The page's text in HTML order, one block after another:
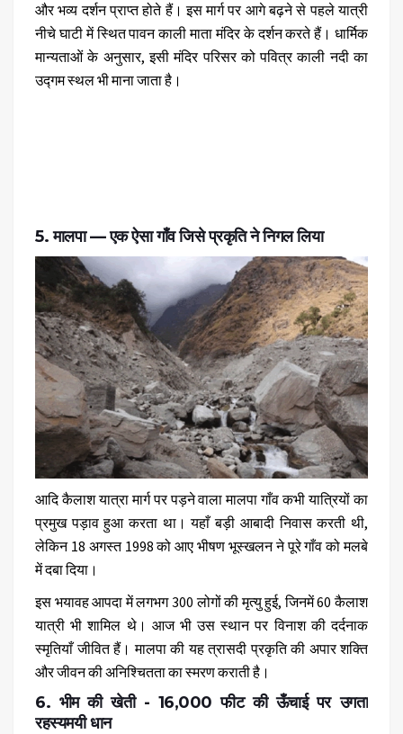
और भव्य दर्शन प्राप्त होते हैं। इस मार्ग पर आगे बढ़ने से पहले यात्री
नीचे घाटी में स्थित पावनकाली माता मंदिरके दर्शन करते हैं। धार्मिक
मान्यताओं के अनुसार, इसी मंदिर परिसर को पवित्रकाली नदी का
उद्गम स्थलभी माना जाता है।
5. मालपा — एक ऐसा गाँव जिसे प्रकृति ने निगल लिया
आदि कैलाश यात्रा मार्ग पर पड़ने वालामालपा गाँवकभी यात्रियों का
प्रमुख पड़ाव हुआ करता था। यहाँ बड़ी आबादी निवास करती थी,
लेकिन 18 अगस्त 1998 को आए भीषण भूस्खलन ने पूरे गाँव को मलबे
में दबा दिया।
इस भयावह आपदा में लगभग 300 लोगों की मृत्यु हुई, जिनमें 60 कैलाश
यात्री भी शामिल थे। आज भी उस स्थान पर विनाश की दर्दनाक
स्मृतियाँ जीवित हैं। मालपा की यह त्रासदी प्रकृति की अपार शक्ति
और जीवन की अनिश्चितता का स्मरण कराती है।
6. भीम की खेती - 16,000 फीट की ऊँचाई पर उगता
रहस्यमयी धान